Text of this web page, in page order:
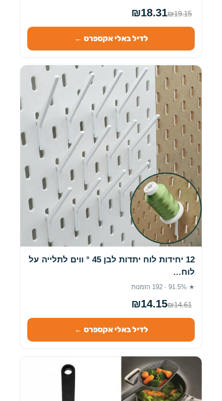
₪18.31₪19.15
לדיל באלי אקספרס ←
12 יחידות לוח יתדות לבן 45 ° ווים לתלייה על
לוח…
★ 91.5% · 192 הזמנות
₪14.15₪14.61
לדיל באלי אקספרס ←